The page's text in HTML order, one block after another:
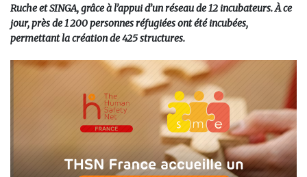
Ruche et SINGA, grâce à l’appui d’un réseau de 12 incubateurs. À ce
jour, près de 1 200 personnes réfugiées ont été incubées,
permettant la création de 425 structures.